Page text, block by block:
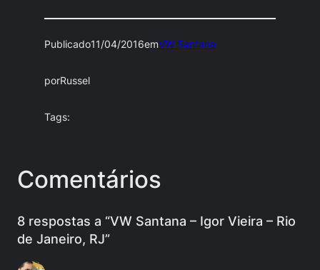
Publicado11/04/2016emVW Santana
porRussel
Tags:
Comentários
8 respostas a “VW Santana – Igor Vieira – Rio
de Janeiro, RJ”